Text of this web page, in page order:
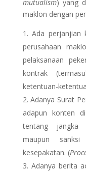
mutualism) yang
maklon dengan
Ada perjanjian
perusahaan
pelaksanaan
kontrak
ketentuan-
Adanya Surat
adapun konten
tentang jangka
maupun
kesepakatan. (
Adanya berita